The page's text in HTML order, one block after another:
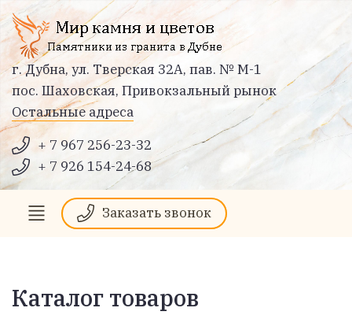
г. Дубна, ул. Тверская 32А, пав. № М-1
пос. Шаховская, Привокзальный рынок
Остальные адреса
+ 7 967 256-23-32
+ 7 926 154-24-68
Заказать звонок
Каталог товаров